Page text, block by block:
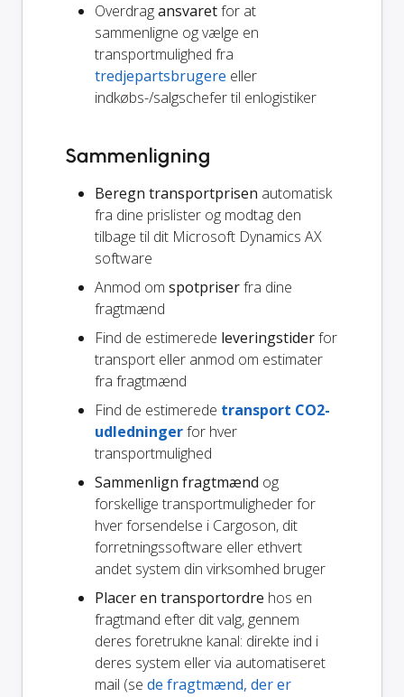
Overdragansvaretfor at
sammenligne og vælge en
transportmulighed fra
tredjepartsbrugere eller
indkøbs-/salgschefer til enlogistiker
Sammenligning
Beregn transportprisen automatisk
fra dine prislister og modtag den
tilbage til dit Microsoft Dynamics AX
software
Anmod om spotpriserfra dine
fragtmænd
Find de estimerede leveringstiderfor
transport eller anmod om estimater
fra fragtmænd
Find de estimerede transport CO2-
udledningerfor hver
transportmulighed
Sammenlign fragtmænd og
forskellige transportmuligheder for
hver forsendelse i Cargoson, dit
forretningssoftware eller ethvert
andet system din virksomhed bruger
Placer en transportordre hos en
fragtmand efter dit valg, gennem
deres foretrukne kanal: direkte ind i
deres system eller via automatiseret
mail (se de fragtmænd, der er